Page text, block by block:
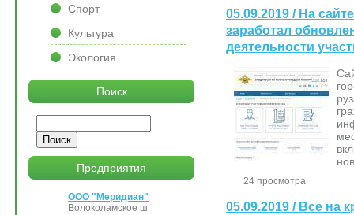
05.09.2019 / На
заработал
деятельности
24 просмотра
05.09.2019 / Все на
Спорт
Культура
Экология
Поиск
Предприятия
ООО "Меридиан"
Волоколамское ш